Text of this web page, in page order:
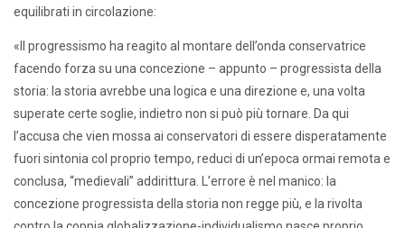
equilibrati in circolazione:
«Il progressismo ha reagito al montare dell’onda conservatrice
facendo forza su una concezione – appunto – progressista della
storia: la storia avrebbe una logica e una direzione e, una volta
superate certe soglie, indietro non si può più tornare. Da qui
l’accusa che vien mossa ai conservatori di essere disperatamente
fuori sintonia col proprio tempo, reduci di un’epoca ormai remota e
conclusa, “medievali” addirittura. L’errore è nel manico: la
concezione progressista della storia non regge più, e la rivolta